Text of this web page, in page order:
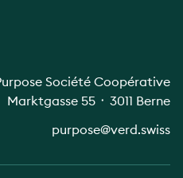
Société Coopérative
Marktgasse 55 ᛫ 3011 Berne
purpose@verd.swiss